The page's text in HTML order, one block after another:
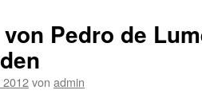
Pedro de
von admin